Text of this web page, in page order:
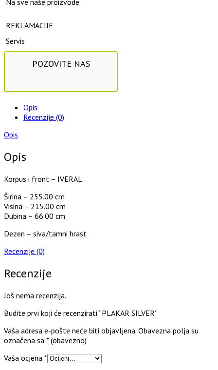
Na sve naše proizvode
REKLAMACIJE
Servis
POZOVITE NAS
Opis
Recenzije (0)
Opis
Opis
Korpus i front – IVERAL
Širina – 255.00 cm
Visina – 215.00 cm
Dubina – 66.00 cm
Dezen – siva/tamni hrast
Recenzije (0)
Recenzije
Još nema recenzija.
Budite prvi koji će recenzirati “PLAKAR SILVER”
Vaša adresa e-pošte neće biti objavljena. Obavezna polja su
označena sa * (obavezno)
Vaša ocjena *